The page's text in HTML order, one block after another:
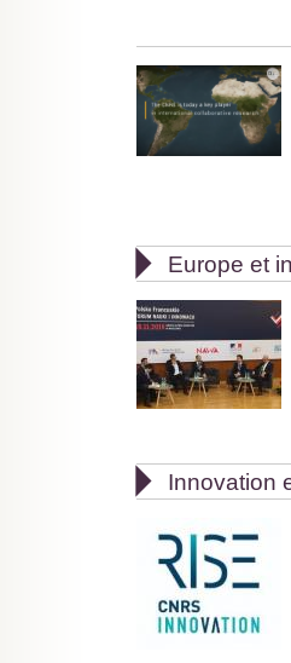
 Europe et
 Innovation